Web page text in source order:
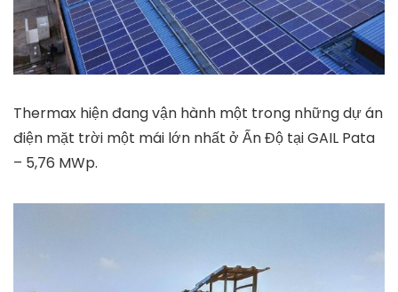
Thermax hiện đang vận hành một trong những dự án
điện mặt trời một mái lớn nhất ở Ấn Độ tại GAIL Pata
– 5,76 MWp.